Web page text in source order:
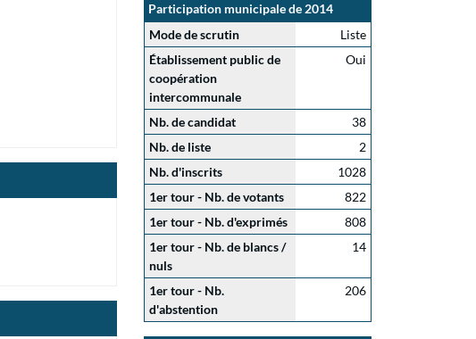
Participation municipale de 2014
Mode de scrutin
Liste
Établissement public de
coopération
intercommunale
Oui
Nb. de candidat
38
Nb. de liste
2
Nb. d'inscrits
1028
1er tour - Nb. de votants
822
1er tour - Nb. d'exprimés
808
1er tour - Nb. de blancs /
nuls
14
1er tour - Nb.
d'abstention
206